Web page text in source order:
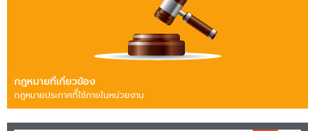
กฎหมายที่เกี่ยวข้อง
กฎหมายประกาศทีี่ใช้ภายในหน่วยงาน